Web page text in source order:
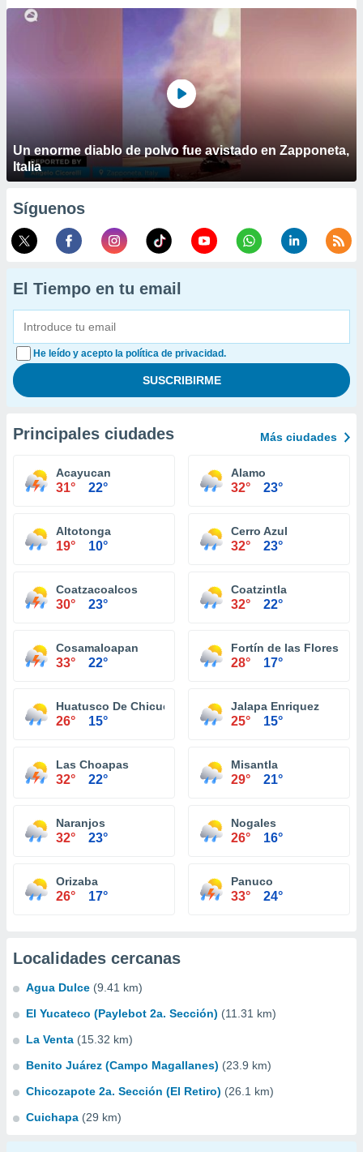
Un enorme diablo de polvo fue avistado en Zapponeta,
Italia
Síguenos
El Tiempo en tu email
He leído y acepto la política de privacidad.
Principales ciudades Más ciudades
Acayucan
31° 22°
Alamo
32° 23°
Altotonga
19° 10°
Cerro Azul
32° 23°
Coatzacoalcos
30° 23°
Coatzintla
32° 22°
Cosamaloapan
33° 22°
Fortín de las Flores
28° 17°
Huatusco De Chicuellar
26° 15°
Jalapa Enriquez
25° 15°
Las Choapas
32° 22°
Misantla
29° 21°
Naranjos
32° 23°
Nogales
26° 16°
Orizaba
26° 17°
Panuco
33° 24°
Localidades cercanas
Agua Dulce (9.41 km)
El Yucateco (Paylebot 2a. Sección) (11.31 km)
La Venta (15.32 km)
Benito Juárez (Campo Magallanes) (23.9 km)
Chicozapote 2a. Sección (El Retiro) (26.1 km)
Cuichapa (29 km)